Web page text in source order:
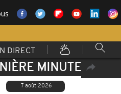
DIRECT
MINUTE
7 août 2026